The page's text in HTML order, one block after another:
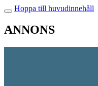
Hoppa till huvudinnehåll
ANNONS